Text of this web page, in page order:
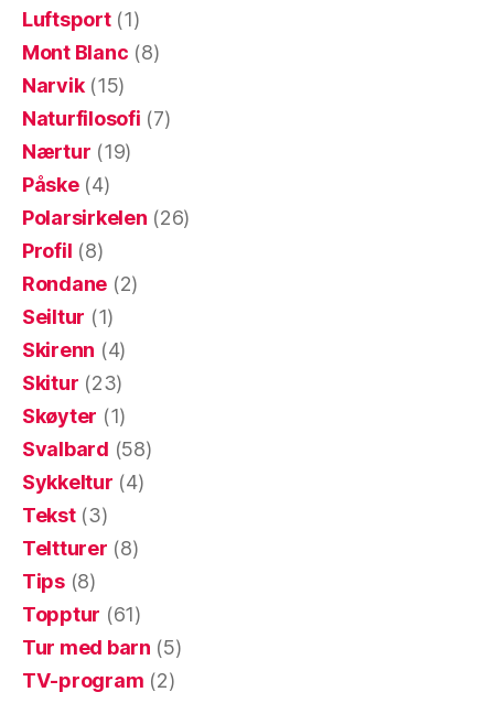
Luftsport(1)
Mont Blanc (8)
Narvik(15)
Naturfilosofi (7)
Nærtur (19)
Påske(4)
Polarsirkelen (26)
Profil (8)
Rondane (2)
Seiltur (1)
Skirenn (4)
Skitur (23)
Skøyter (1)
Svalbard (58)
Sykkeltur (4)
Tekst(3)
Teltturer (8)
Tips(8)
Topptur (61)
Tur med barn (5)
TV-program (2)